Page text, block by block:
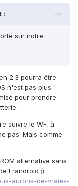
:
sur notre
2.3 pourra être
n'est pas plus
pour prendre
suivre le WF, à
pas. Mais comme
alternative sans
Frandroid ;)
aurons-de-vraies-